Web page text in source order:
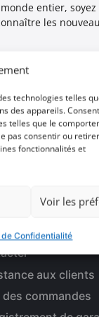
technologies telles
des appareils.
telles que le
pas consentir ou
fonctionnalités et
Voir les
de Confidentialité
monde entier,
les
aux clients
des commandes